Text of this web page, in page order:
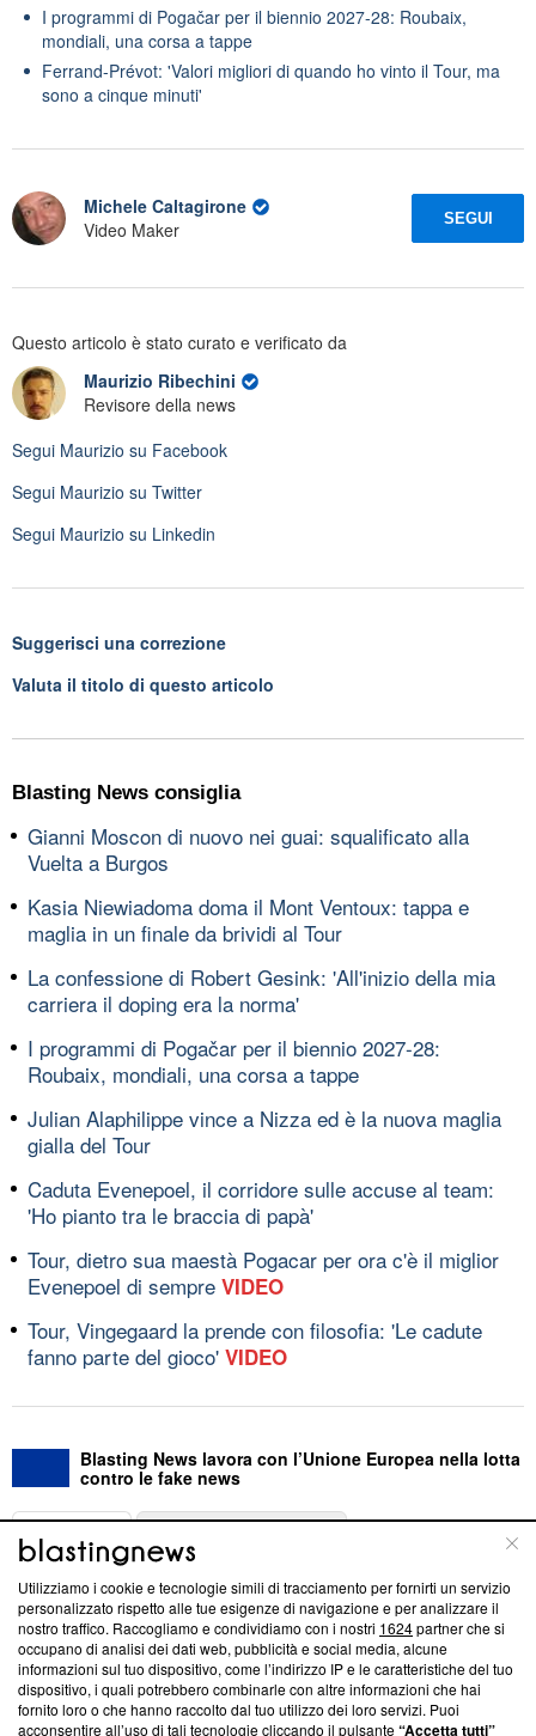
I programmi di Pogačar per il biennio 2027-28: Roubaix,
mondiali, una corsa a tappe
Ferrand-Prévot: 'Valori migliori di quando ho vinto il Tour, ma
sono a cinque minuti'
Michele Caltagirone
Video Maker
SEGUI
Questo articolo è stato curato e verificato da
Maurizio Ribechini
Revisore della news
Segui Maurizio su Facebook
Segui Maurizio su Twitter
Segui Maurizio su Linkedin
Suggerisci una correzione
Valuta il titolo di questo articolo
Blasting News consiglia
Gianni Moscon di nuovo nei guai: squalificato alla
Vuelta a Burgos
Kasia Niewiadoma doma il Mont Ventoux: tappa e
maglia in un finale da brividi al Tour
La confessione di Robert Gesink: 'All'inizio della mia
carriera il doping era la norma'
I programmi di Pogačar per il biennio 2027-28:
Roubaix, mondiali, una corsa a tappe
Julian Alaphilippe vince a Nizza ed è la nuova maglia
gialla del Tour
Caduta Evenepoel, il corridore sulle accuse al team:
'Ho pianto tra le braccia di papà'
Tour, dietro sua maestà Pogacar per ora c'è il miglior
Evenepoel di sempre VIDEO
Tour, Vingegaard la prende con filosofia: 'Le cadute
fanno parte del gioco' VIDEO
Blasting News lavora con l’Unione Europea nella lotta
contro le fake news
ABOUT
Questa sezione offre informazioni trasparenti su Blasting
News, sui nostri processi editoriali e su come ci impegniamo a
creare news di qualità. Inoltre, afferma la nostra aderenza a
‘Trust Project - News with Integrity’Blasting News non è
ancora membro del programma, ma ha richiesto di farne
parte; Trust Project non ha ancora effettuato una verifica di
Utilizziamo i cookie e tecnologie simili di tracciamento per fornirti un servizio
personalizzato rispetto alle tue esigenze di navigazione e per analizzare il
nostro traffico. Raccogliamo e condividiamo con i nostri 1624partner che si
occupano di analisi dei dati web, pubblicità e social media, alcune
informazioni sul tuo dispositivo, come l’indirizzo IP e le caratteristiche del tuo
dispositivo, i quali potrebbero combinarle con altre informazioni che hai
fornito loro o che hanno raccolto dal tuo utilizzo dei loro servizi. Puoi
acconsentire all’uso di tali tecnologie cliccando il pulsante“Accetta tutti”